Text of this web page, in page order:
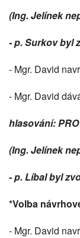
(Ing. Jelínek
- p. Surkov byl
- Mgr. David
- Mgr. David
hlasování:
(Ing. Jelínek
- p. Líbal byl
*Volba
- Mgr. David